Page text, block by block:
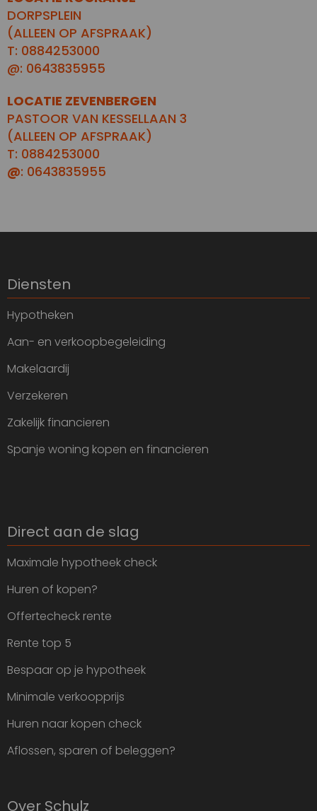
DORPSPLEIN
(ALLEEN OP AFSPRAAK)
T: 0884253000
@: 0643835955
LOCATIE ZEVENBERGEN
PASTOOR VAN KESSELLAAN 3
(ALLEEN OP AFSPRAAK)
T: 0884253000
@: 0643835955
Diensten
Hypotheken
Aan- en verkoopbegeleiding
Makelaardij
Verzekeren
Zakelijk financieren
Spanje woning kopen en financieren
Direct aan de slag
Maximale hypotheek check
Huren of kopen?
Offertecheck rente
Rente top 5
Bespaar op je hypotheek
Minimale verkoopprijs
Huren naar kopen check
Aflossen, sparen of beleggen?
Over Schulz